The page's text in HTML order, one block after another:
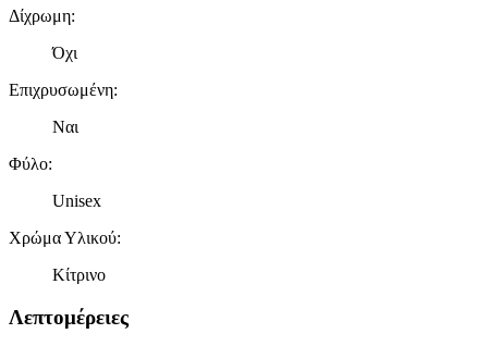
Δίχρωμη:
Όχι
Επιχρυσωμένη:
Ναι
Φύλο:
Unisex
Χρώμα Υλικού:
Κίτρινο
Λεπτομέρειες